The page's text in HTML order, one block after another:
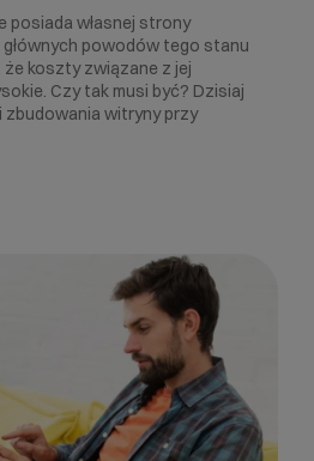
posiada własnej strony
powodów tego stanu
koszty związane z jej
Czy tak musi być? Dzisiaj
zbudowania witryny przy